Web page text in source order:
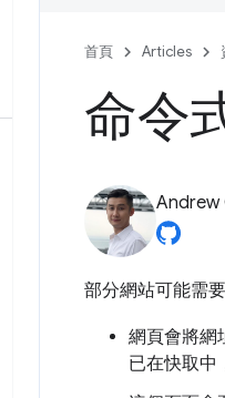
首頁 Articles
命令
Andrew
部分網站可能需
網頁會將網
已在快取中